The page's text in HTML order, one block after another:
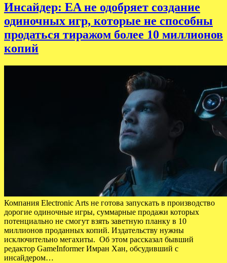
Инсайдер: EA не одобряет создание
одиночных игр, которые не способны
продаться тиражом более 10 миллионов
копий
Компания Electronic Arts не готова запускать в производство
дорогие одиночные игры, суммарные продажи которых
потенциально не смогут взять заветную планку в 10
миллионов проданных копий. Издательству нужны
исключительно мегахиты. Об этом рассказал бывший
редактор GameInformer Имран Хан, обсудивший с
инсайдером…